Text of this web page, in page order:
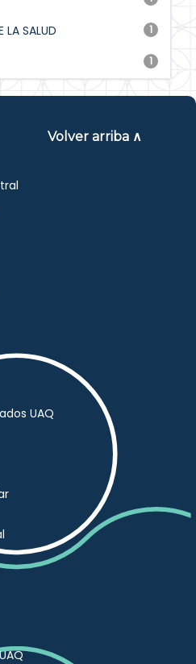
1
LA SALUD
1
Volver arriba ∧
UAQ